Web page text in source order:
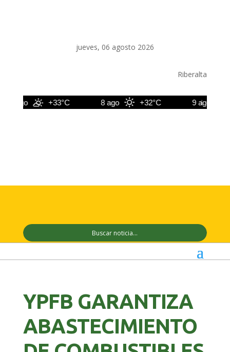
jueves, 06 agosto 2026
Riberalta
+33°C 8 ago +32°C 9 ago
YPFB GARANTIZA
ABASTECIMIENTO